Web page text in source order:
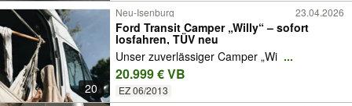
20
Neu-Isenburg 23.04.2026
Ford Transit Camper „Willy“ – sofort
losfahren, TÜV neu
Unser zuverlässiger Camper „Wi ...
20.999 € VB
EZ 06/2013